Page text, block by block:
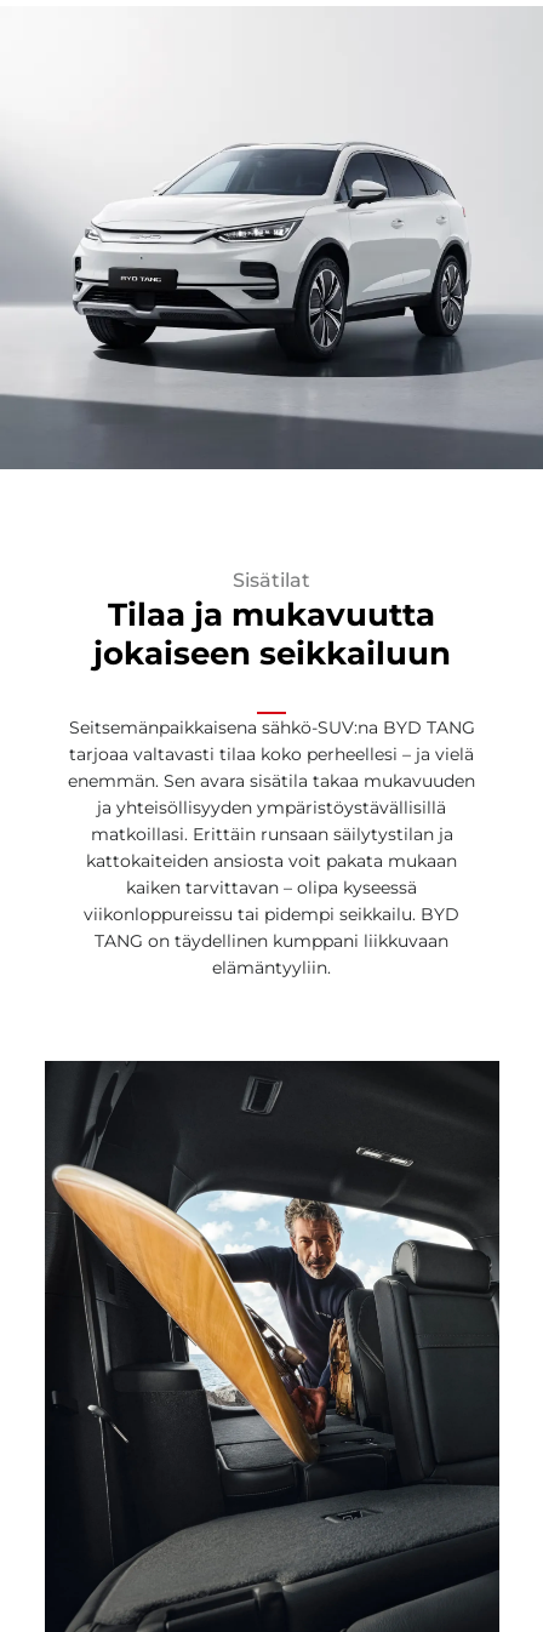
Sisätilat
Tilaa ja mukavuutta
jokaiseen seikkailuun
Seitsemänpaikkaisena sähkö-SUV:na BYD TANG
tarjoaa valtavasti tilaa koko perheellesi – ja vielä
enemmän. Sen avara sisätila takaa mukavuuden
ja yhteisöllisyyden ympäristöystävällisillä
matkoillasi. Erittäin runsaan säilytystilan ja
kattokaiteiden ansiosta voit pakata mukaan
kaiken tarvittavan – olipa kyseessä
viikonloppureissu tai pidempi seikkailu. BYD
TANG on täydellinen kumppani liikkuvaan
elämäntyyliin.